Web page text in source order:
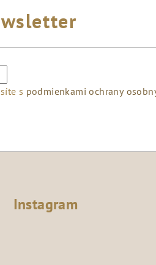
s podmienkami ochrany
Instagram